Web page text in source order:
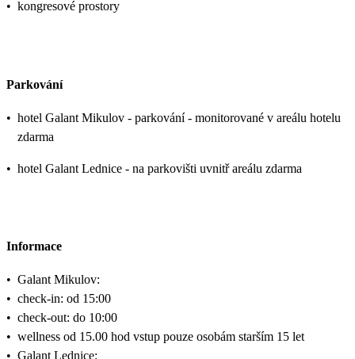
• kongresové prostory
Parkování
• hotel Galant Mikulov - parkování - monitorované v areálu hotelu
zdarma
• hotel Galant Lednice - na parkovišti uvnitř areálu zdarma
Informace
• Galant Mikulov:
• check-in: od 15:00
• check-out: do 10:00
• wellness od 15.00 hod vstup pouze osobám starším 15 let
• Galant Lednice: